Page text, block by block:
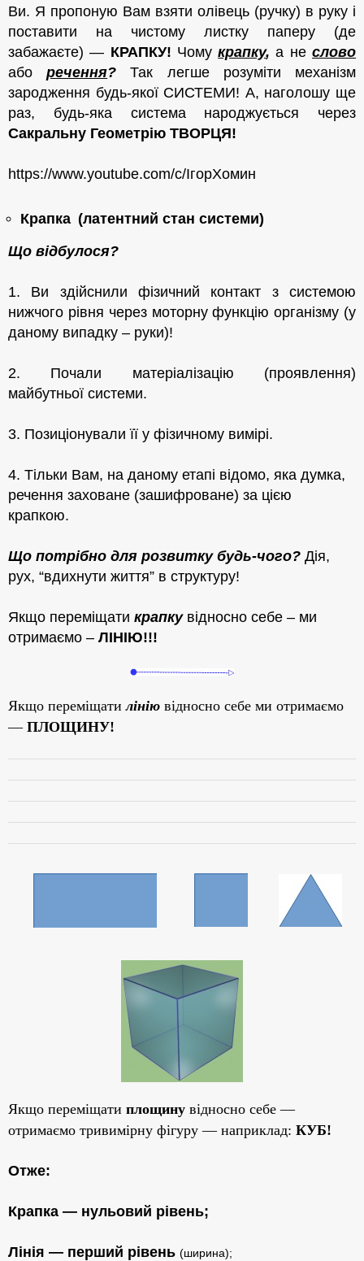
Ви. Я пропоную Вам взяти олівець (ручку) в руку і
поставити на чистому листку паперу (де
забажаєте) — КРАПКУ! Чомукрапку,а неслово
аборечення? Так легше розуміти механізм
зародження будь-якої СИСТЕМИ! А, наголошу ще
раз, будь-яка система народжується через
Сакральну Геометрію ТВОРЦЯ!
https://www.youtube.com/c/ІгорХомин
Крапка (латентний стан системи)
Що відбулося?
1. Ви здійснили фізичний контакт з системою
нижчого рівня через моторну функцію організму (у
даному випадку – руки)!
2. Почали матеріалізацію (проявлення)
майбутньої системи.
3. Позиціонували її у фізичному вимірі.
4. Тільки Вам, на даному етапі відомо, яка думка,
речення заховане (зашифроване) за цією
крапкою.
Що потрібно для розвитку будь-чого? Дія,
рух, “вдихнути життя” в структуру!
Якщо переміщати крапкувідносно себе – ми
отримаємо – ЛІНІЮ!!!
Якщо переміщати лінію відносно себе ми отримаємо
— ПЛОЩИНУ!
Якщо переміщати площину відносно себе —
отримаємо тривимірну фігуру — наприклад: КУБ!
Отже:
Крапка — нульовий рівень;
Лінія — перший рівень (ширина);